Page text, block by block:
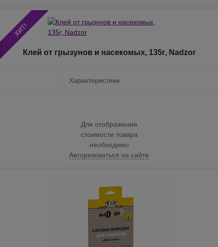
Клей от грызунов и насекомых, 135г, Nadzor
Характеристики
Для отображения
стоимости товара
необходимо
Авторизоваться на сайте